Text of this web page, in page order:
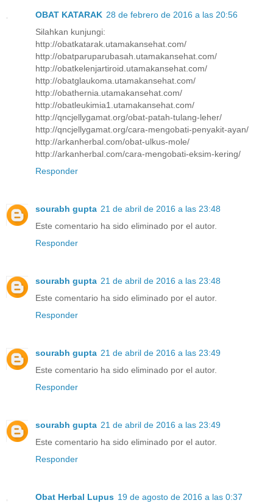
OBAT KATARAK 28 de febrero de 2016 a las 20:56
Silahkan kunjungi:
http://obatkatarak.utamakansehat.com/
http://obatparuparubasah.utamakansehat.com/
http://obatkelenjartiroid.utamakansehat.com/
http://obatglaukoma.utamakansehat.com/
http://obathernia.utamakansehat.com/
http://obatleukimia1.utamakansehat.com/
http://qncjellygamat.org/obat-patah-tulang-leher/
http://qncjellygamat.org/cara-mengobati-penyakit-ayan/
http://arkanherbal.com/obat-ulkus-mole/
http://arkanherbal.com/cara-mengobati-eksim-kering/
Responder
sourabh gupta 21 de abril de 2016 a las 23:48
Este comentario ha sido eliminado por el autor.
Responder
sourabh gupta 21 de abril de 2016 a las 23:48
Este comentario ha sido eliminado por el autor.
Responder
sourabh gupta 21 de abril de 2016 a las 23:49
Este comentario ha sido eliminado por el autor.
Responder
sourabh gupta 21 de abril de 2016 a las 23:49
Este comentario ha sido eliminado por el autor.
Responder
Obat Herbal Lupus 19 de agosto de 2016 a las 0:37